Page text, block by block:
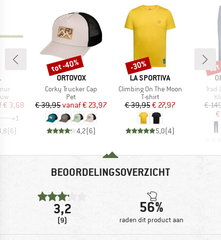
prijs
€ 3,68
+1
(6)
MERK
ORTOVOX
Artikel
Corky Trucker Cap
Productgroep
Pet
Prijs
€ 39,95 Verlaagde prijs
vanaf€ 23,97
4,2(6)
Korting
tot -40%
MERK
LA SPORTIVA
Artikel
Climbing On The Moon
Productgroep
T-shirt
Prijs
€ 39,95Verlaagde prijs
€ 27,97
5,0(4)
Korting
-30%
Trad
€
BEOORDELINGSOVERZICHT
3,2
(9)
56%
raden dit product aan